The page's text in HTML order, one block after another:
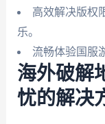
高效解决版权
乐。
流畅体验国服
海外破解
忧的解决